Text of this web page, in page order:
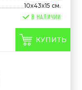
10x43x15 см.
В НАЛИЧИИ
КУПИТЬ